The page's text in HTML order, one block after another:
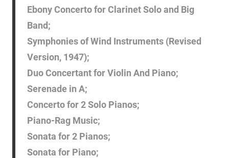
Ebony Concerto for Clarinet Solo and Big
Band;
Symphonies of Wind Instruments (Revised
Version, 1947);
Duo Concertant for Violin And Piano;
Serenade in A;
Concerto for 2 Solo Pianos;
Piano-Rag Music;
Sonata for 2 Pianos;
Sonata for Piano;